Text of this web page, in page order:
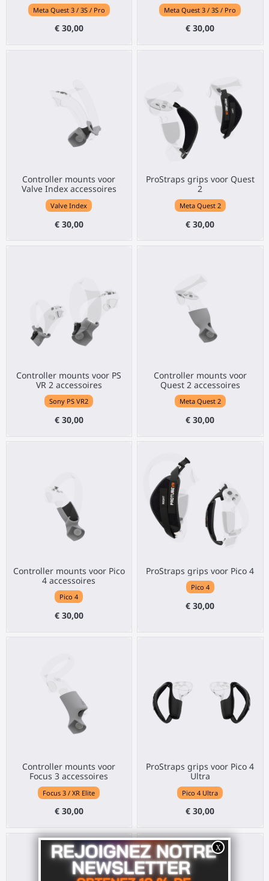
Meta Quest 3 / 3S / Pro
€ 30,00
Meta Quest 3 / 3S / Pro
€ 30,00
Controller mounts voor
Valve Index accessoires
Valve Index
€ 30,00
ProStraps grips voor Quest
2
Meta Quest 2
€ 30,00
Controller mounts voor PS
VR 2 accessoires
Sony PS VR2
€ 30,00
Controller mounts voor
Quest 2 accessoires
Meta Quest 2
€ 30,00
Controller mounts voor Pico
4 accessoires
Pico 4
€ 30,00
ProStraps grips voor Pico 4
Pico 4
€ 30,00
Controller mounts voor
Focus 3 accessoires
Focus 3 / XR Elite
€ 30,00
ProStraps grips voor Pico 4
Ultra
Pico 4 Ultra
€ 30,00